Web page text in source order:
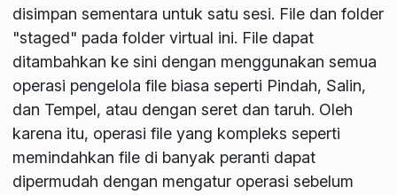
disimpan sementara untuk satu sesi. File dan folder
"staged" pada folder virtual ini. File dapat
ditambahkan ke sini dengan menggunakan semua
operasi pengelola file biasa seperti Pindah, Salin,
dan Tempel, atau dengan seret dan taruh. Oleh
karena itu, operasi file yang kompleks seperti
memindahkan file di banyak peranti dapat
dipermudah dengan mengatur operasi sebelum